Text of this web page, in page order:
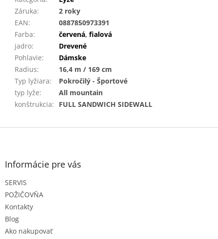
Záruka:
2 roky
EAN:
0887850973391
Farba: červená, fialová
jadro:
Drevené
Pohlavie:
Dámske
Radius:
16,4 m / 169 cm
Typ lyžiara:
Pokročilý - Športové
typ lyže:
All mountain
konštrukcia: FULL SANDWICH SIDEWALL
Z
Informácie pre vás
SERVIS
POŽIČOVŇA
Kontakty
Blog
Ako nakupovať